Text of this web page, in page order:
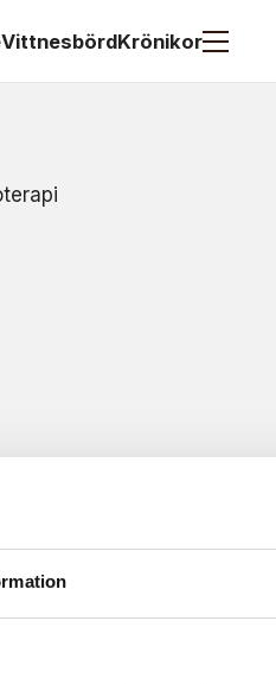
VittnesbördKrönikor